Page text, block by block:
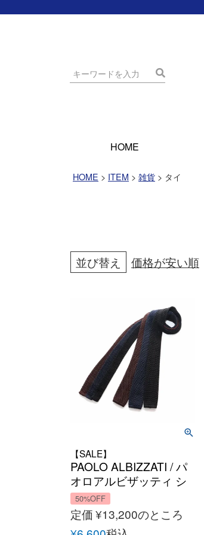
HOME
HOME ITEM 雑貨 タイ
並び替え 価格が安い順
【SALE】
PAOLO ALBIZZATI / パ
オロアルビザッティ シ
ルクニットタイ オール
シーズン メンズ イタリ
ア ニットタイ
50%OFF
定価¥13,200のところ